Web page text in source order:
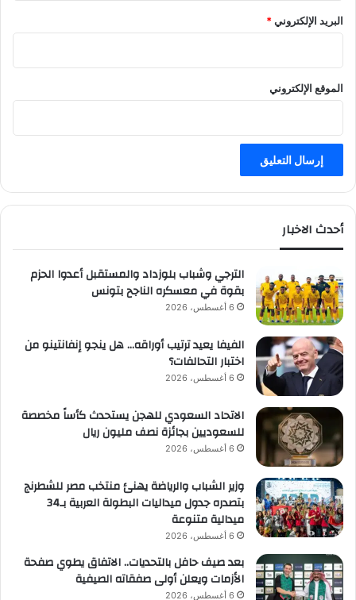
البريد الإلكتروني*
الموقع الإلكتروني
أحدث الاخبار
الترجي وشباب بلوزداد والمستقبل أعدوا الحزم
بقوة في معسكره الناجح بتونس
6 أغسطس، 2026
الفيفا يعيد ترتيب أوراقه… هل ينجو إنفانتينو من
اختبار التحالفات؟
6 أغسطس، 2026
الاتحاد السعودي للهجن يستحدث كأساً مخصصة
للسعوديين بجائزة نصف مليون ريال
6 أغسطس، 2026
وزير الشباب والرياضة يهنئ منتخب مصر للشطرنج
بتصدره جدول ميداليات البطولة العربية بـ34
ميدالية متنوعة
6 أغسطس، 2026
بعد صيف حافل بالتحديات.. الاتفاق يطوي صفحة
الأزمات ويعلن أولى صفقاته الصيفية
6 أغسطس، 2026